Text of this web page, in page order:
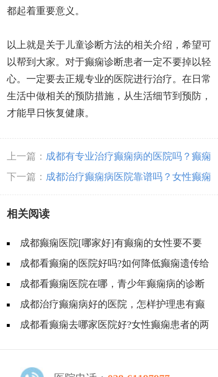
都起着重要意义。
以上就是关于儿童诊断方法的相关介绍，希望可
以帮到大家。对于癫痫诊断患者一定不要掉以轻
心。一定要去正规专业的医院进行治疗。在日常
生活中做相关的预防措施，从生活细节到预防，
才能早日恢复健康。
上一篇： 成都有专业治疗癫痫病的医院吗？癫痫
治疗不及时会有什么危害？
下一篇： 成都治疗癫痫病医院靠谱吗？女性癫痫
患者哺乳期护理要注意什么?
相关阅读
成都癫痫医院[哪家好]有癫痫的女性要不要
小孩?成都看癫痫的医院好吗?如何降低癫痫遗传给
下一代的概率?
成都看癫痫医院在哪，青少年癫痫病的诊断
标准是什么?
成都治疗癫痫病好的医院，怎样护理患有癫
痫的老年人?
​成都看癫痫去哪家医院好?女性癫痫患者的两